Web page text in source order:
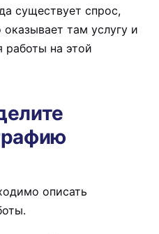
существует спрос,
там услугу и
работы на этой
описать